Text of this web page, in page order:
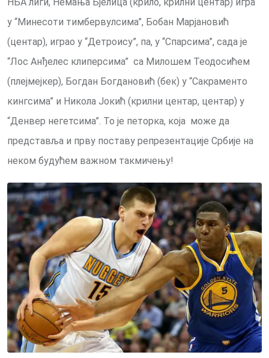
у “Минесоти тимбервулсима”, Бобан Марјановић
(центар), играо у “Детроису”, па, у “Спарсима”, сада је
“Лос Анђелес клиперсима” са Милошем Теодосићем
(плејмејкер), Богдан Богдановић (бек) у “Сакраменто
кингсима” и Никола Јокић (крилни центар, центар) у
“Денвер негетсима”. То је петорка, која може да
представља и прву поставу репрезентације Србије на
неком будућем важном такмичењу!